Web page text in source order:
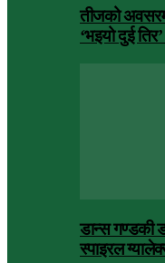
तीजको
‘भइयो दुई
डान्स गण्डकी
स्पाइरल